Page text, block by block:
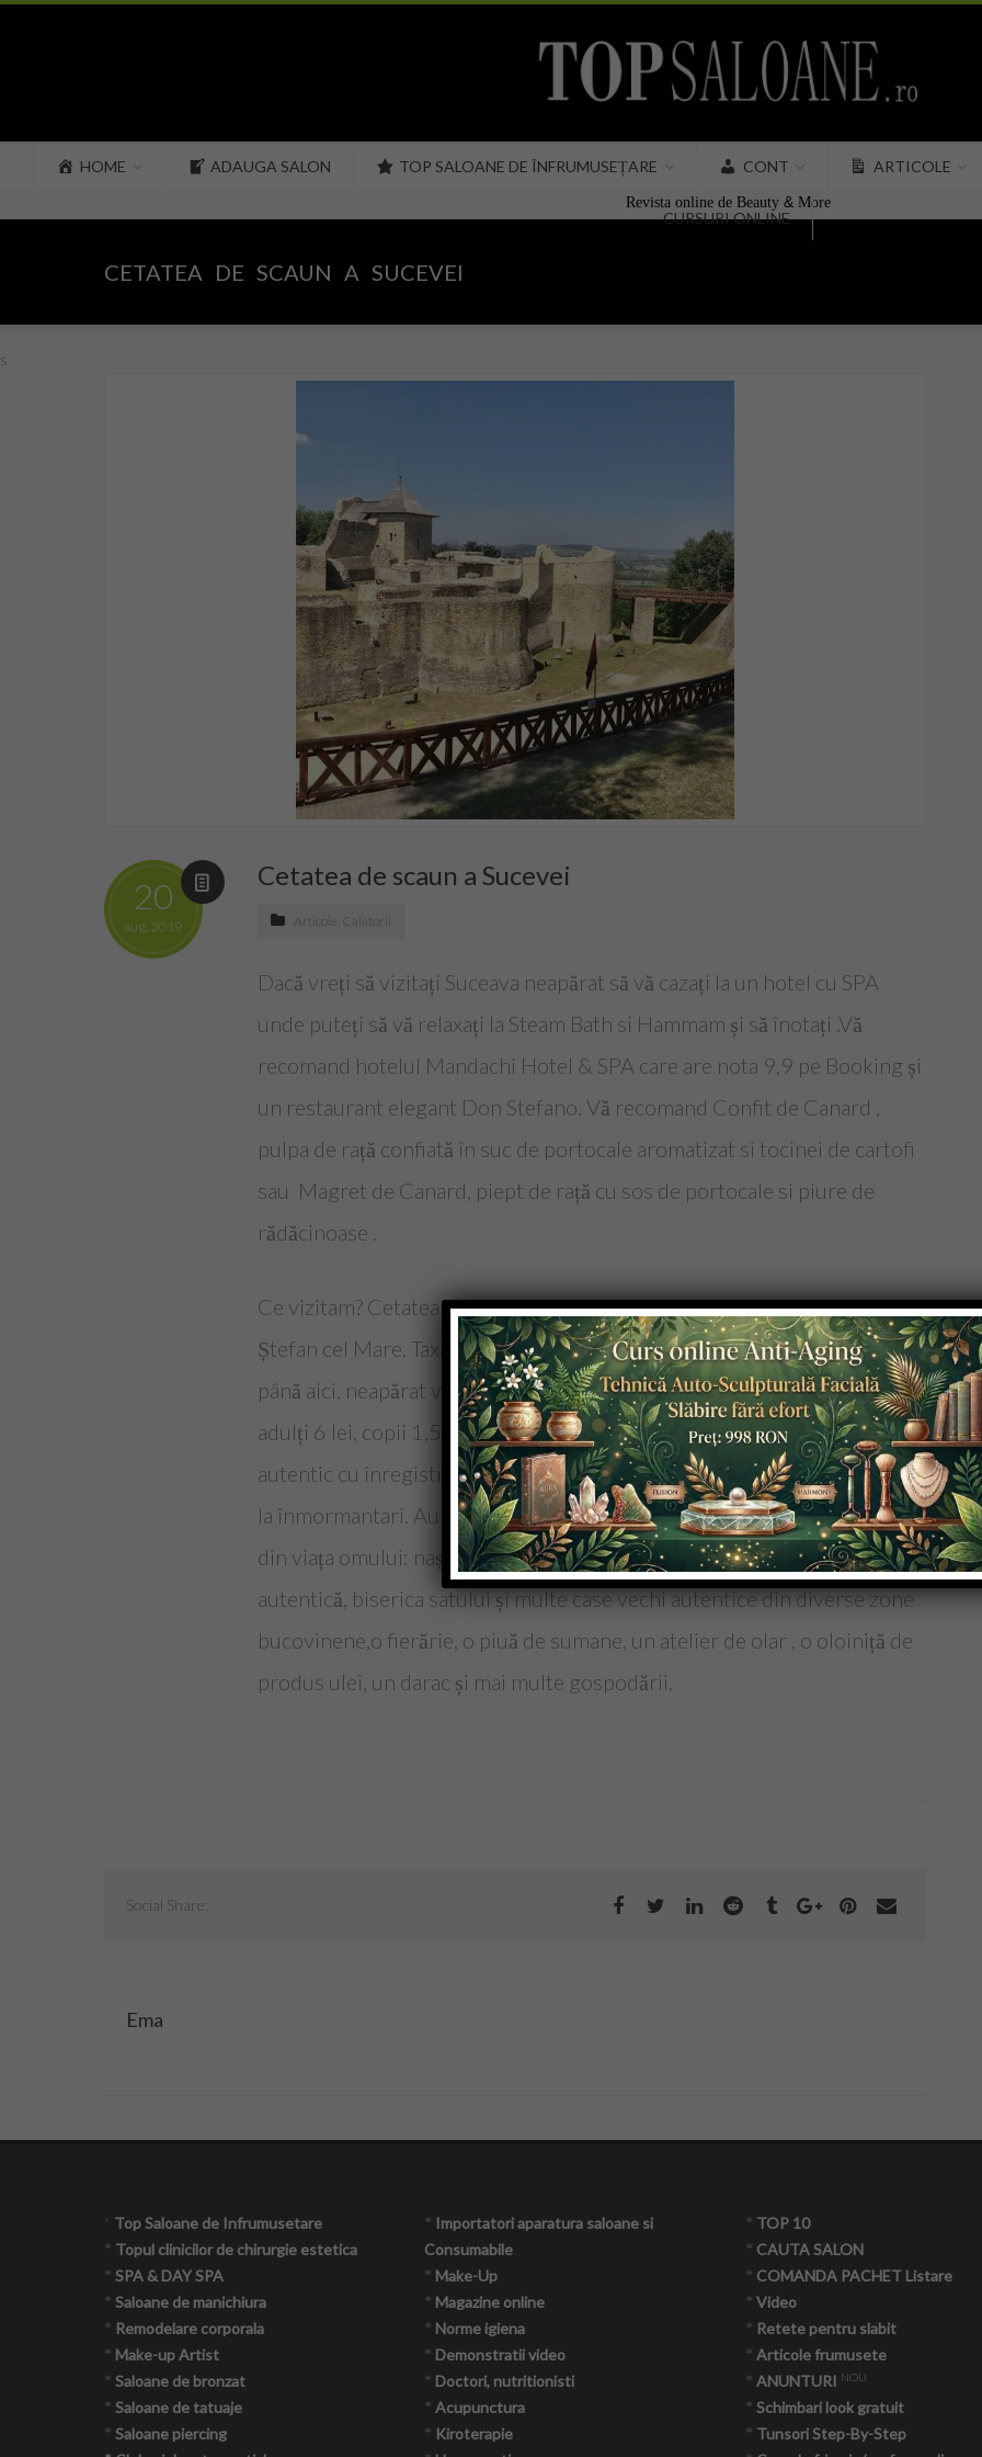
HOME ADAUGA SALON TOP SALOANE DE ÎNFRUMUSEȚARE CONT ARTICOLE
CURSURI ONLINE
Revista online de Beauty & More
CETATEA DE SCAUN A SUCEVEI
s
20
aug., 2019
Cetatea de scaun a Sucevei
Articole , Calatorii
Dacă vreți să vizitați Suceava neapărat să vă cazați la un hotel cu SPA
unde puteți să vă relaxați la Steam Bath si Hammam și să înotați .Vă
recomand hotelul Mandachi Hotel & SPA care are nota 9,9 pe Booking și
un restaurant elegant Don Stefano. Vă recomand Confit de Canard ,
pulpa de rață confiată în suc de portocale aromatizat si tocinei de cartofi
sau Magret de Canard, piept de rață cu sos de portocale si piure de
rădăcinoase .
Ce vizitam? Cetatea de scaun a Sucevei si statuia ecvestră a Sfântului
Ștefan cel Mare. Taxa de intrare adulti 12 lei , copii 3 lei. Dacă a-ți ajuns
până aici, neapărat vizitați Muzeul Satului Bucovinean.Taxa de intrare
adulți 6 lei, copii 1,5 lei. Lunea este închis.Este un muzeu foarte frumos,
autentic cu înregistrări audio autentice de la nunți , botezuri , bocete de
la înmormantari. Au încercat sa reproducă exact momentele importante
din viața omului: nașterea, căsătoria, moartea. Puteți vizita o școală
autentică, biserica satului și multe case vechi autentice din diverse zone
bucovinene,o fierărie, o piuă de sumane, un atelier de olar , o oloiniță de
produs ulei, un darac și mai multe gospodării.
Social Share:
Ema
* Top Saloane de Infrumusetare
* Topul clinicilor de chirurgie estetica
* SPA & DAY SPA
* Saloane de manichiura
* Remodelare corporala
* Make-up Artist
* Saloane de bronzat
* Saloane de tatuaje
* Saloane piercing
* Importatori aparatura saloane si
Consumabile
* Make-Up
* Magazine online
* Norme igiena
* Demonstratii video
* Doctori, nutritionisti
* Acupunctura
* Kiroterapie
* TOP 10
* CAUTA SALON
* COMANDA PACHET Listare
* Video
* Retete pentru slabit
* Articole frumusete
* ANUNTURI NOU
* Schimbari look gratuit
* Tunsori Step-By-Step